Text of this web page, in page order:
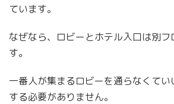
ています。
なぜなら、ロビーとホテル入口は別
す。
一番人が集まるロビーを通らなくて
する必要がありません。